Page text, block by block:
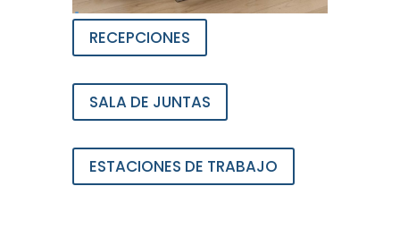
RECEPCIONES
SALA DE JUNTAS
ESTACIONES DE TRABAJO